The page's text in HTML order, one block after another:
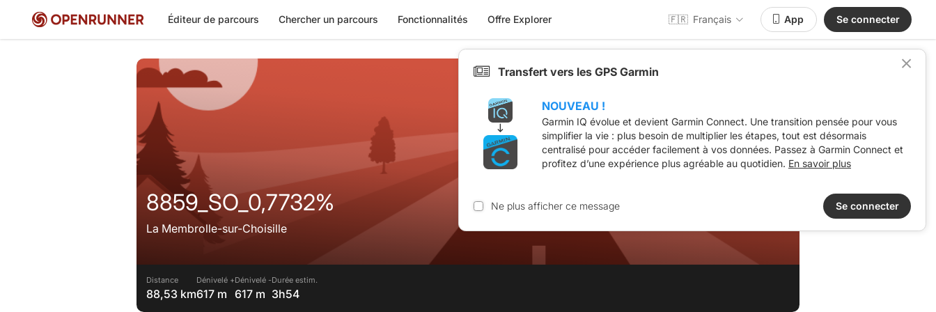
Éditeur de parcours Chercher un parcours Fonctionnalités Offre Explorer 🇫🇷 Français App Se connecter
8859_SO_0,7732%
La Membrolle-sur-Choisille
Distance
88,53 km
Dénivelé +
617 m
Dénivelé -
617 m
Durée estim.
3h54
Transfert vers les GPS Garmin
NOUVEAU !
Garmin IQ évolue et devient Garmin Connect. Une transition pensée pour vous
simplifier la vie : plus besoin de multiplier les étapes, tout est désormais
centralisé pour accéder facilement à vos données. Passez à Garmin Connect et
profitez d’une expérience plus agréable au quotidien. En savoir plus
Ne plus afficher ce message Se connecter